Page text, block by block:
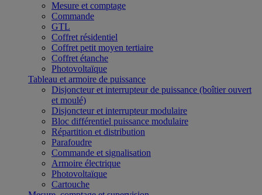
Mesure et comptage
Commande
GTL
Coffret résidentiel
Coffret petit moyen tertiaire
Coffret étanche
Photovoltaïque
Tableau et armoire de puissance
Disjoncteur et interrupteur de puissance (boîtier ouvert
et moulé)
Disjoncteur et interrupteur modulaire
Bloc différentiel puissance modulaire
Répartition et distribution
Parafoudre
Commande et signalisation
Armoire électrique
Photovoltaïque
Cartouche